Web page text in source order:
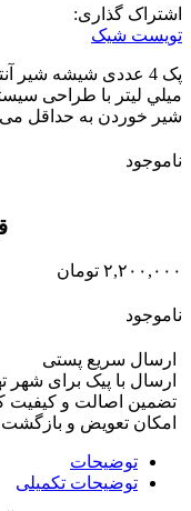
اشتراک گذاری:
تویست شیک
ميلي ليتر با طراحی
شیر خوردن به حداقل می
ناموجود
۲,۲۰۰,۰۰۰ تومان
ناموجود
ارسال سریع پستی
ارسال با پیک برای شهر
تضمین اصالت و کیفیت
امکان تعویض و بازگشت کالا
توضیحات
توضیحات تکمیلی